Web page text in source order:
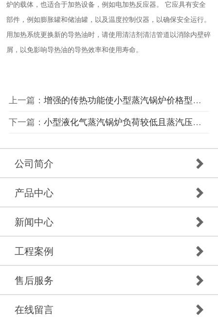
炉的载体，也适合于加热设备，例如电加热反应器。 它应具有安全
部件，例如膨胀罐和储油罐，以及温度控制仪器，以确保安全运行。
用加热系统更换新的导热油时，请使用清洁剂清洁管道以消除内壁碎
屑，以免影响导热油的导热效率和使用寿命。
上一篇： 增强的传热功能使小型蒸汽锅炉价格型号效率更高
下一篇： 小型液化气蒸汽锅炉负荷较低且蒸汽压力较高时应更好地排放污水
公司简介
产品中心
新闻中心
工程案例
售后服务
在线留言